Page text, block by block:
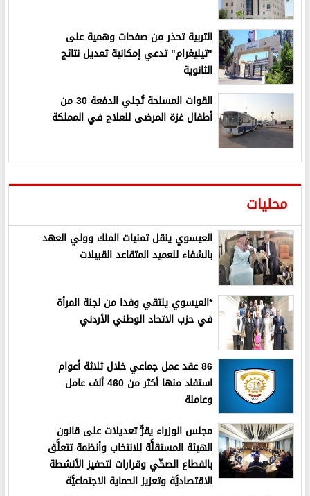
التربية تحذر من صفحات وهمية على
"تيليغرام" تدعي إمكانية تعديل نتائج
الثانوية
القوات المسلحة تُجلي الدفعة 30 من
أطفال غزة المرضى للعلاج في المملكة
محليات
العيسوي ينقل تمنيات الملك وولي العهد
بالشفاء للعميد المتقاعد القبيلات
*العيسوي يلتقي وفدا من لجنة المرأة
في حزب الاتحاد الوطني الأردني
86 عقد عمل جماعي خلال ثلاثة أعوام
استفاد منها أكثر من 460 ألف عامل
وعاملة
مجلس الوزراء يقرُّ تعديلات على قانون
الهيئة المستقلَّة للانتخاب وأنظمة تتعلَّق
بالقطاع الصحِّي وقرارات لتحفيز الأنشطة
الاقتصاديَّة وتعزيز الحماية الاجتماعيَّة